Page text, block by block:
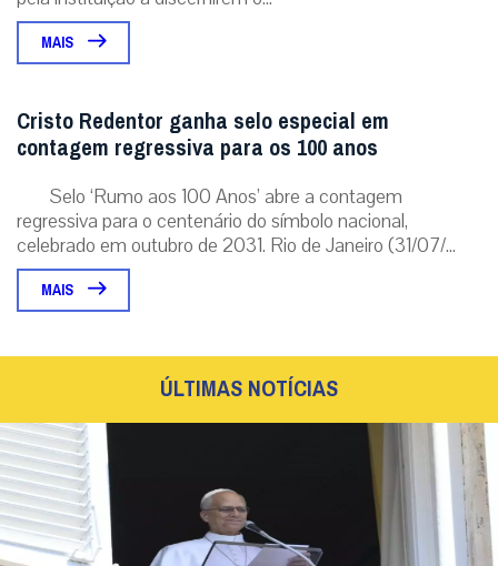
MAIS
Cristo Redentor ganha selo especial em
contagem regressiva para os 100 anos
Selo ‘Rumo aos 100 Anos’ abre a contagem
regressiva para o centenário do símbolo nacional,
celebrado em outubro de 2031. Rio de Janeiro (31/07/...
MAIS
ÚLTIMAS NOTÍCIAS